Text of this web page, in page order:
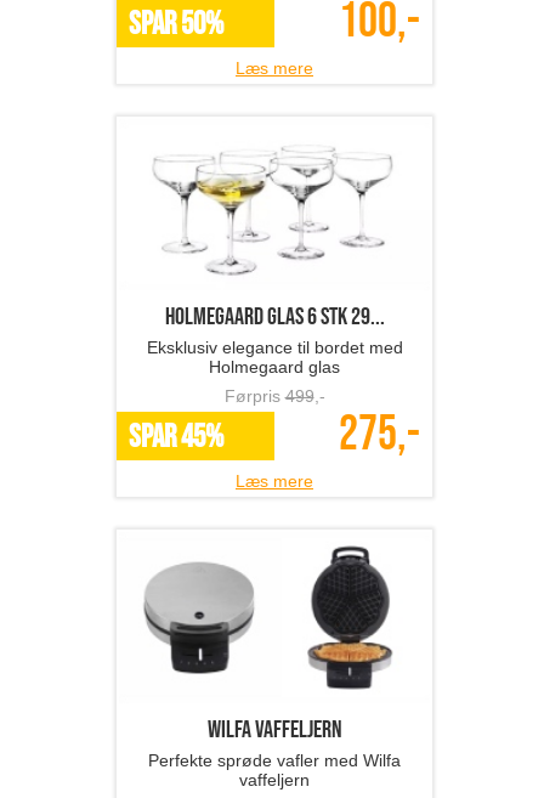
SPAR 50% 100,-
Læs mere
Holmegaard glas 6 stk 29...
Eksklusiv elegance til bordet med
Holmegaard glas
Førpris499,-
SPAR 45% 275,-
Læs mere
Wilfa vaffeljern
Perfekte sprøde vafler med Wilfa
vaffeljern